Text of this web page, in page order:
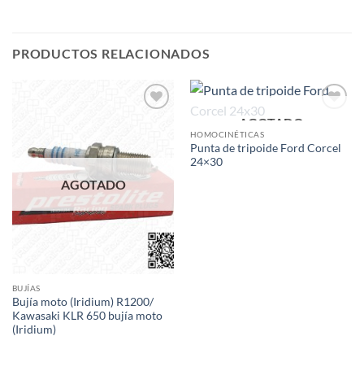
PRODUCTOS RELACIONADOS
AGOTADO
BUJÍAS
Bujía moto (Iridium) R1200/
Kawasaki KLR 650 bujía moto
(Iridium)
AGOTADO
HOMOCINÉTICAS
Punta de tripoide Ford Corcel
24×30